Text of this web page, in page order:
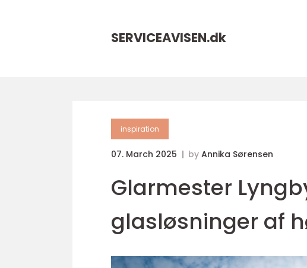
SERVICEAVISEN.dk
inspiration
07. March 2025 by Annika Sørensen
Glarmester
glasløsninger af